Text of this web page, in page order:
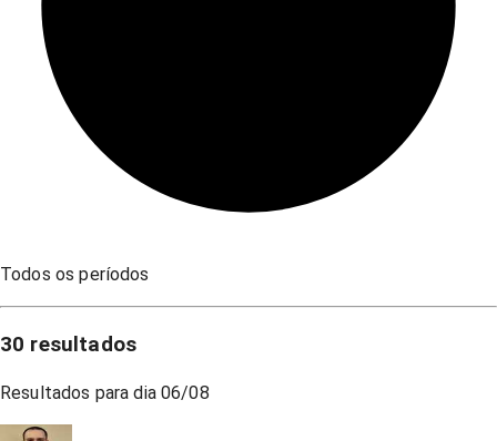
Todos os períodos
30 resultados
Resultados para dia 06/08